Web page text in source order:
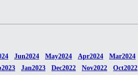
Jun2024 May2024 Apr2024 Mar2024
Jan2023 Dec2022 Nov2022 Oct2022